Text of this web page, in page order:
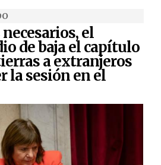
el
de baja el capítulo
a extranjeros
la sesión en el